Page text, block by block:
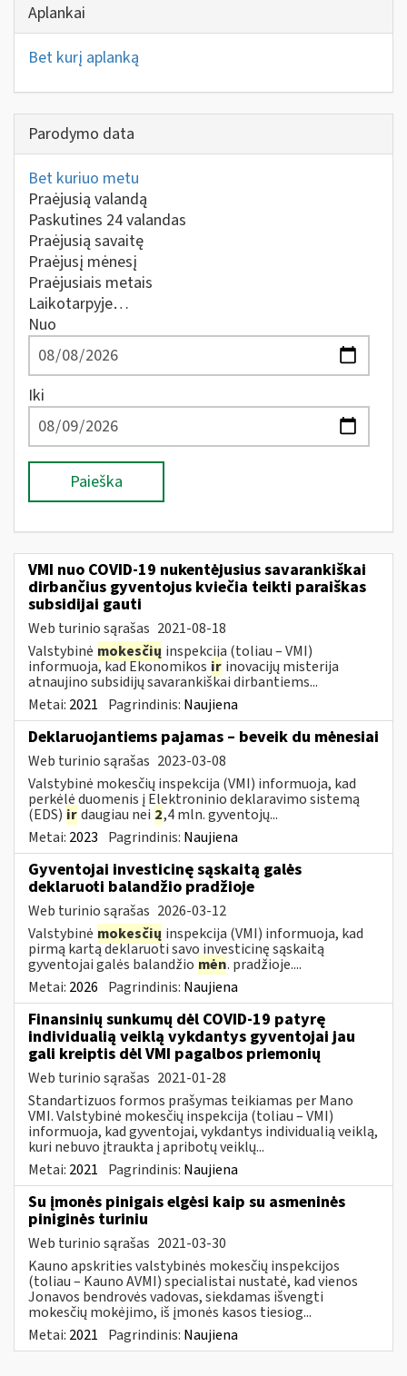
Aplankai
Bet kurį aplanką
Parodymo data
Bet kuriuo metu
Praėjusią valandą
Paskutines 24 valandas
Praėjusią savaitę
Praėjusį mėnesį
Praėjusiais metais
Laikotarpyje…
Nuo
Iki
Paieška
VMI nuo COVID-19 nukentėjusius savarankiškai
dirbančius gyventojus kviečia teikti paraiškas
subsidijai gauti
Web turinio sąrašas 2021-08-18
Valstybinė mokesčių inspekcija (toliau – VMI)
informuoja, kad Ekonomikos ir inovacijų misterija
atnaujino subsidijų savarankiškai dirbantiems...
Metai: 2021 Pagrindinis: Naujiena
Deklaruojantiems pajamas – beveik du mėnesiai
Web turinio sąrašas 2023-03-08
Valstybinė mokesčių inspekcija (VMI) informuoja, kad
perkėlė duomenis į Elektroninio deklaravimo sistemą
(EDS) irdaugiau nei 2,4 mln. gyventojų...
Metai: 2023 Pagrindinis: Naujiena
Gyventojai investicinę sąskaitą galės
deklaruoti balandžio pradžioje
Web turinio sąrašas 2026-03-12
Valstybinė mokesčių inspekcija (VMI) informuoja, kad
pirmą kartą deklaruoti savo investicinę sąskaitą
gyventojai galės balandžio mėn. pradžioje....
Metai: 2026 Pagrindinis: Naujiena
Finansinių sunkumų dėl COVID-19 patyrę
individualią veiklą vykdantys gyventojai jau
gali kreiptis dėl VMI pagalbos priemonių
Web turinio sąrašas 2021-01-28
Standartizuos formos prašymas teikiamas per Mano
VMI. Valstybinė mokesčių inspekcija (toliau – VMI)
informuoja, kad gyventojai, vykdantys individualią veiklą,
kuri nebuvo įtraukta į apribotų veiklų...
Metai: 2021 Pagrindinis: Naujiena
Su įmonės pinigais elgėsi kaip su asmeninės
piniginės turiniu
Web turinio sąrašas 2021-03-30
Kauno apskrities valstybinės mokesčių inspekcijos
(toliau – Kauno AVMI) specialistai nustatė, kad vienos
Jonavos bendrovės vadovas, siekdamas išvengti
mokesčių mokėjimo, iš įmonės kasos tiesiog...
Metai: 2021 Pagrindinis: Naujiena